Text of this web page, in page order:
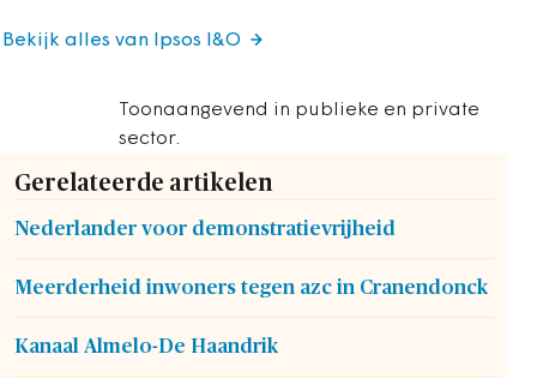
Toonaangevend in publieke en private
sector.
Bekijk alles van Ipsos I&O
Gerelateerde artikelen
Nederlander voor demonstratievrijheid
Meerderheid inwoners tegen azc in Cranendonck
Kanaal Almelo-De Haandrik